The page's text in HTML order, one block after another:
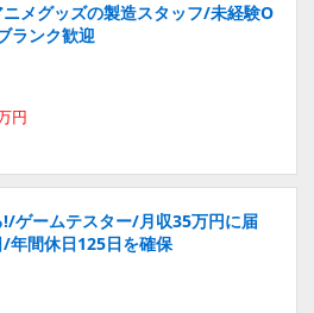
ニメグッズの製造スタッフ/未経験O
ランク歓迎
円
ゲームテスター/月収35万円に届
年間休日125日を確保